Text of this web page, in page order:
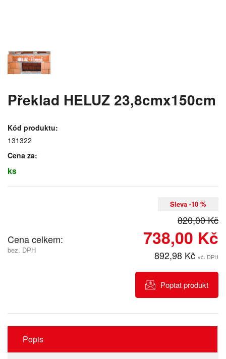
Překlad HELUZ 23,8cmx150cm
Kód produktu:
131322
Cena za:
ks
Sleva -10 %
820,00 Kč
Cena celkem:
bez. DPH
738,00 Kč
892,98 Kč vč. DPH
Poptat produkt
Popis